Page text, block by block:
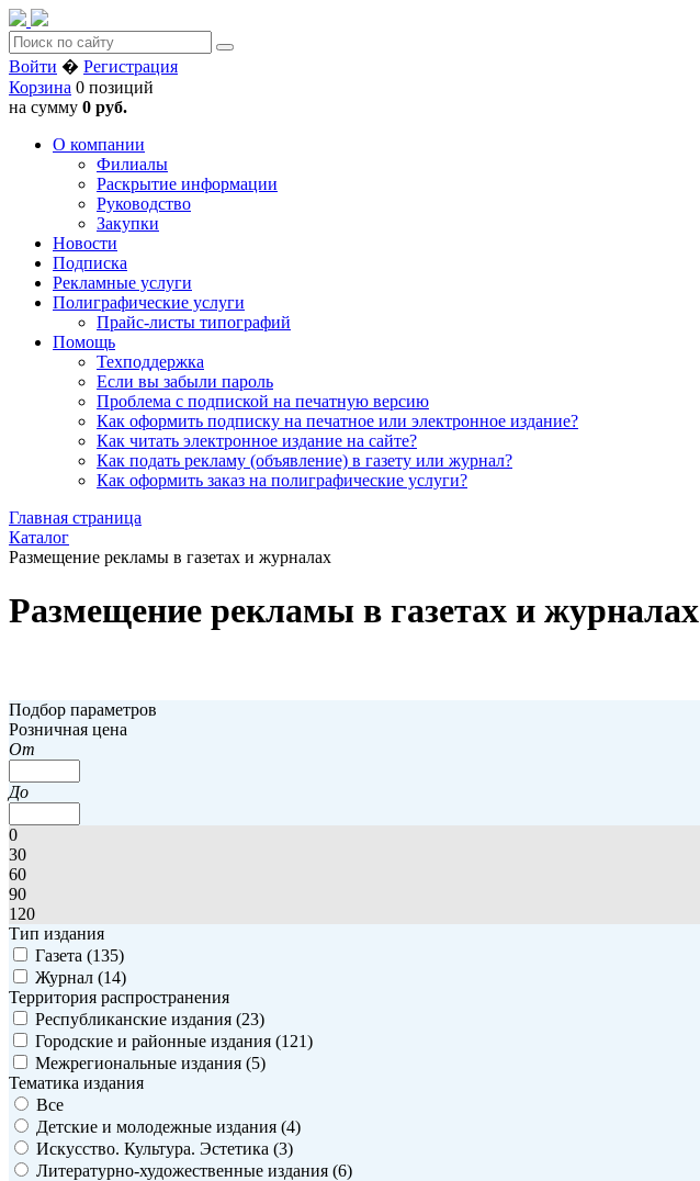
Войти � Регистрация
Корзина 0 позиций
на сумму 0 руб.
О компании
Филиалы
Раскрытие информации
Руководство
Закупки
Новости
Подписка
Рекламные услуги
Полиграфические услуги
Прайс-листы типографий
Помощь
Техподдержка
Если вы забыли пароль
Проблема с подпиской на печатную версию
Как оформить подписку на печатное или электронное издание?
Как читать электронное издание на сайте?
Как подать рекламу (объявление) в газету или журнал?
Как оформить заказ на полиграфические уcлуги?
Главная страница
Каталог
Размещение рекламы в газетах и журналах
Размещение рекламы в газетах и журналах
Подбор параметров
Розничная цена
От
До
0
30
60
90
120
Тип издания
Газета (135)
Журнал (14)
Территория распространения
Республиканские издания (23)
Городские и районные издания (121)
Межрегиональные издания (5)
Тематика издания
Все
Детские и молодежные издания (4)
Искусство. Культура. Эстетика (3)
Литературно-художественные издания (6)